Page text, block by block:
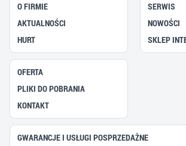
O FIRMIE
AKTUALNOŚCI
HURT
SERWIS
NOWOŚCI
SKLEP
OFERTA
PLIKI DO POBRANIA
KONTAKT
GWARANCJE I USŁUGI POSPRZEDAŻNE